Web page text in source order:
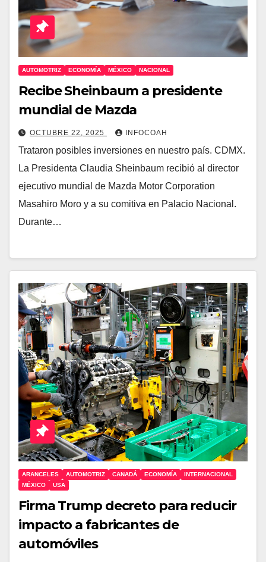
AUTOMOTRIZ ECONOMÍA MÉXICO NACIONAL
Recibe Sheinbaum a presidente
mundial de Mazda
OCTUBRE 22, 2025 INFOCOAH
Trataron posibles inversiones en nuestro país. CDMX.
La Presidenta Claudia Sheinbaum recibió al director
ejecutivo mundial de Mazda Motor Corporation
Masahiro Moro y a su comitiva en Palacio Nacional.
Durante…
ARANCELES AUTOMOTRIZ CANADÁ ECONOMÍA
INTERNACIONAL
MÉXICO
USA
Firma Trump decreto para reducir
impacto a fabricantes de
automóviles